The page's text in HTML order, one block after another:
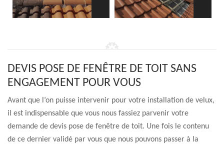
DEVIS POSE DE FENÊTRE DE TOIT SANS
ENGAGEMENT POUR VOUS
Avant que l’on puisse intervenir pour votre installation de velux,
il est indispensable que vous nous fassiez parvenir votre
demande de devis pose de fenêtre de toit. Une fois le contenu
de ce dernier validé par vous que nous pouvons passer à la